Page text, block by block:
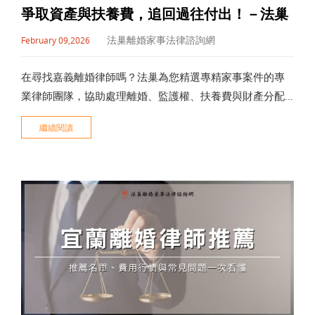
爭取資產與扶養費，追回過往付出！－法巢
February 09,2026 法巢離婚家事法律諮詢網
在尋找嘉義離婚律師嗎？法巢為您精選專精家事案件的專
業律師團隊，協助處理離婚、監護權、扶養費與財產分配
爭議。劉維濬律師擅長監護權爭取與訴訟攻防，能從子女
最佳利益切入制定策略；陳貞宜律師具豐富高資產離婚與
繼續閱讀